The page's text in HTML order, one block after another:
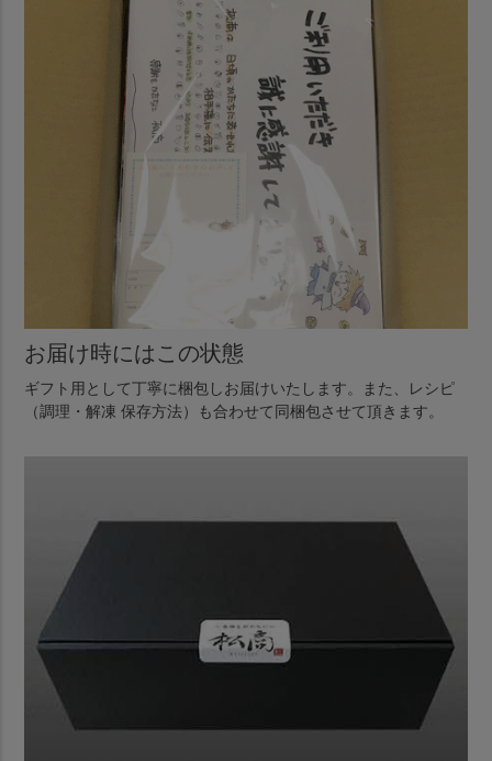
お届け時にはこの状態
ギフト用として丁寧に梱包しお届けいたします。また、レシピ
（調理・解凍 保存方法）も合わせて同梱包させて頂きます。